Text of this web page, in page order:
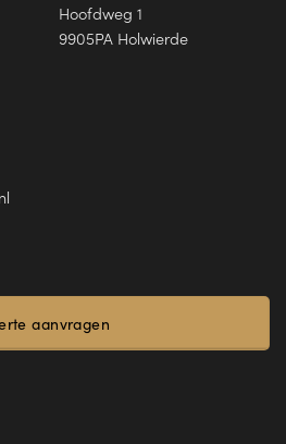
Hoofdweg 1
9905PA Holwierde
aanvragen